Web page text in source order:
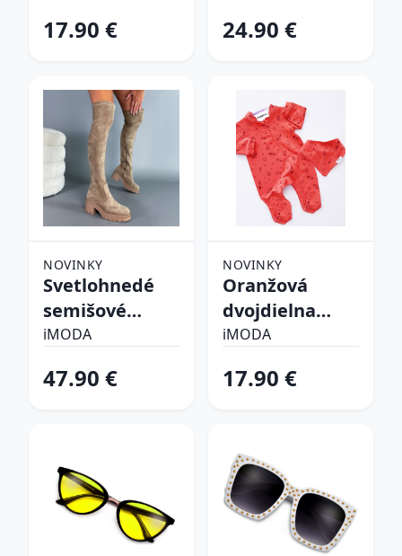
17.90 € 24.90 €
NOVINKY
Svetlohnedé
semišové
vysoké čižmy
iMODA
47.90 €
NOVINKY
Oranžová
dvojdielna
bavlnená
iMODA
17.90 €